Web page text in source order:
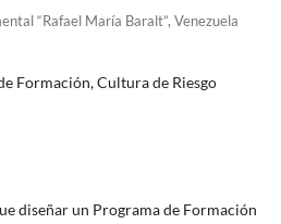
“Rafael María Baralt”, Venezuela
Formación, Cultura de Riesgo
diseñar un Programa de Formación